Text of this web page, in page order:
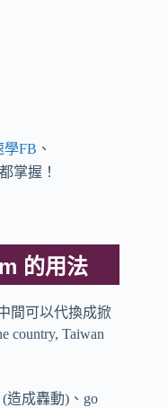
學FB 、
掌握！
的用法
間可以代換成掀
country, Taiwan
(造成轟動)、go